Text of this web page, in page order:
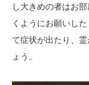
し大きめの者はお
くようにお願いし
て症状が出たり、
ょう。